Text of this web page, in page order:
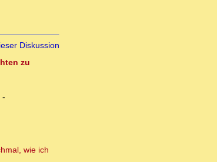
Diskussion
zu
-
wie ich